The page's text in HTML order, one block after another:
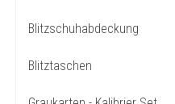
Blitzschuhabdeckung
Blitztaschen